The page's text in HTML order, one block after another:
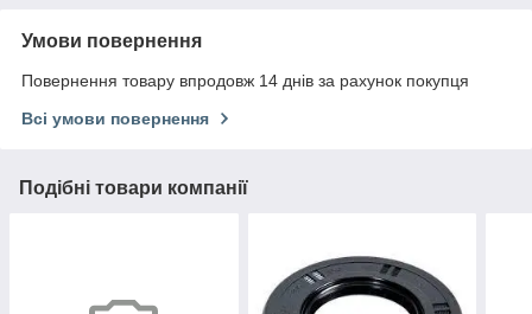
Умови повернення
Повернення товару впродовж 14 днів за рахунок покупця
Всі умови повернення
Подібні товари компанії